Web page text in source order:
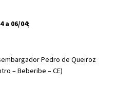
a 06/04;
Pedro de Queiroz
– Beberibe – CE)